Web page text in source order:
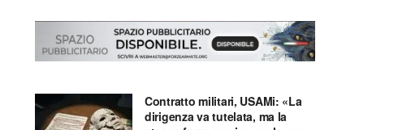
Contratto militari, USAMi: «La
dirigenza va tutelata, ma la